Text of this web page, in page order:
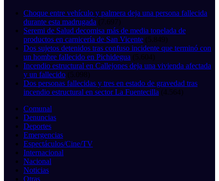
Choque entre vehículo y palmera deja una persona fallecida
durante esta madrugada (7.697)
Seremi de Salud decomisa más de media tonelada de
productos en carnicería de San Vicente (5.849)
Dos sujetos detenidos tras confuso incidente que terminó con
un hombre fallecido en Pichidegua (5.604)
Incendio estructural en Callejones deja una vivienda afectada
y un fallecido (5.098)
Dos personas fallecidas y tres en estado de gravedad tras
incendio estructural en sector La Fuentecilla (4.564)
Comunal
Denuncias
Deportes
Emergencias
Espectáculos/Cine/TV
Internacional
Nacional
Noticias
Otras